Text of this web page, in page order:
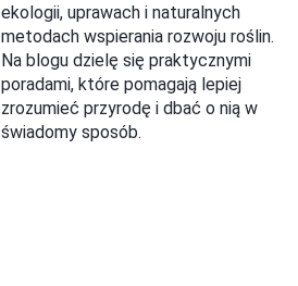
ekologii, uprawach i naturalnych
metodach wspierania rozwoju roślin.
Na blogu dzielę się praktycznymi
poradami, które pomagają lepiej
zrozumieć przyrodę i dbać o nią w
świadomy sposób.